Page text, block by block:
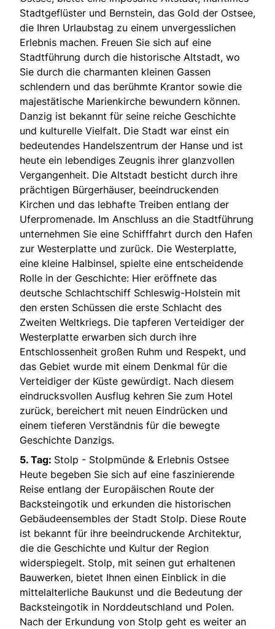
Stadtgeflüster und Bernstein, das Gold der Ostsee,
die Ihren Urlaubstag zu einem unvergesslichen
Erlebnis machen. Freuen Sie sich auf eine
Stadtführung durch die historische Altstadt, wo
Sie durch die charmanten kleinen Gassen
schlendern und das berühmte Krantor sowie die
majestätische Marienkirche bewundern können.
Danzig ist bekannt für seine reiche Geschichte
und kulturelle Vielfalt. Die Stadt war einst ein
bedeutendes Handelszentrum der Hanse und ist
heute ein lebendiges Zeugnis ihrer glanzvollen
Vergangenheit. Die Altstadt besticht durch ihre
prächtigen Bürgerhäuser, beeindruckenden
Kirchen und das lebhafte Treiben entlang der
Uferpromenade. Im Anschluss an die Stadtführung
unternehmen Sie eine Schifffahrt durch den Hafen
zur Westerplatte und zurück. Die Westerplatte,
eine kleine Halbinsel, spielte eine entscheidende
Rolle in der Geschichte: Hier eröffnete das
deutsche Schlachtschiff Schleswig-Holstein mit
den ersten Schüssen die erste Schlacht des
Zweiten Weltkriegs. Die tapferen Verteidiger der
Westerplatte erwarben sich durch ihre
Entschlossenheit großen Ruhm und Respekt, und
das Gebiet wurde mit einem Denkmal für die
Verteidiger der Küste gewürdigt. Nach diesem
eindrucksvollen Ausflug kehren Sie zum Hotel
zurück, bereichert mit neuen Eindrücken und
einem tieferen Verständnis für die bewegte
Geschichte Danzigs.
5. Tag: Stolp - Stolpmünde & Erlebnis Ostsee
Heute begeben Sie sich auf eine faszinierende
Reise entlang der Europäischen Route der
Backsteingotik und erkunden die historischen
Gebäudeensembles der Stadt Stolp. Diese Route
ist bekannt für ihre beeindruckende Architektur,
die die Geschichte und Kultur der Region
widerspiegelt. Stolp, mit seinen gut erhaltenen
Bauwerken, bietet Ihnen einen Einblick in die
mittelalterliche Baukunst und die Bedeutung der
Backsteingotik in Norddeutschland und Polen.
Nach der Erkundung von Stolp geht es weiter an